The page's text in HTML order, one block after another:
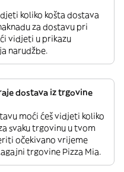
koliko košta dostava
za dostavu pri
vidjeti u prikazu
narudžbe.
dostava iz trgovine
moći ćeš vidjeti koliko
svaku trgovinu u tvom
očekivano vrijeme
trgovine Pizza Mia.